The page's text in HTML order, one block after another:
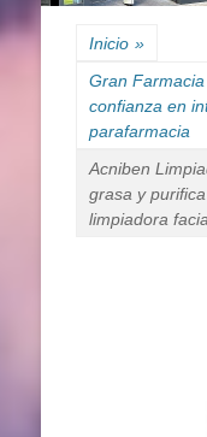
Inicio »
Gran
confianza en
parafarmacia
Acniben
grasa y
limpiadora